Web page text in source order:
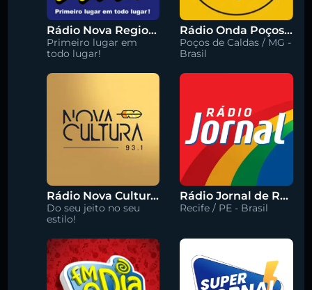
Rádio Nova Regional 91.5 FM
Primeiro lugar em
todo lugar!
Rádio Onda Poços 96.7 FM
Poços de Caldas / MG -
Brasil
Rádio Nova Cultura 93.1 FM
Do seu jeito no seu
estilo!
Rádio Jornal de Recife 90.3 FM
Recife / PE - Brasil